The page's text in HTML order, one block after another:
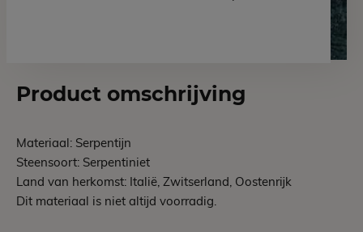
Product omschrijving
Materiaal: Serpentijn
Steensoort: Serpentiniet
Land van herkomst: Italië, Zwitserland, Oostenrijk
Dit materiaal is niet altijd voorradig.